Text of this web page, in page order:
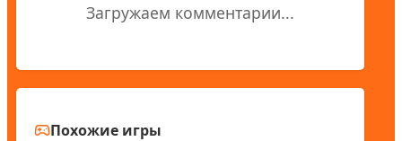
Загружаем комментарии...
Похожие игры